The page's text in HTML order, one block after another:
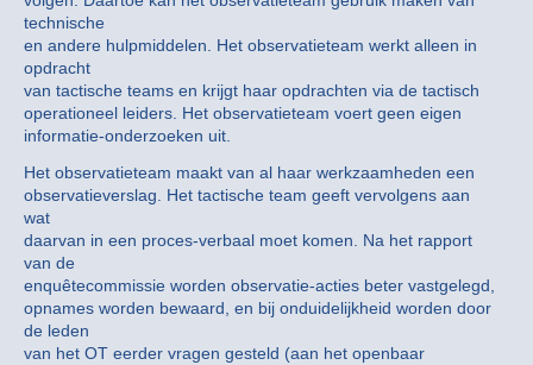
technische
en andere hulpmiddelen. Het observatieteam werkt alleen in
opdracht
van tactische teams en krijgt haar opdrachten via de tactisch
operationeel leiders. Het observatieteam voert geen eigen
informatie-onderzoeken uit.
Het observatieteam maakt van al haar werkzaamheden een
observatieverslag. Het tactische team geeft vervolgens aan
wat
daarvan in een proces-verbaal moet komen. Na het rapport
van de
enquêtecommissie worden observatie-acties beter vastgelegd,
opnames worden bewaard, en bij onduidelijkheid worden door
de leden
van het OT eerder vragen gesteld (aan het openbaar